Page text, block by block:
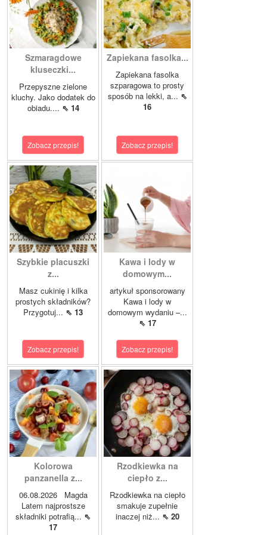
Szmaragdowe
kluseczki...
Przepyszne zielone
kluchy. Jako dodatek do
obiadu.... ⇖ 14
Zobacz przepis!
Zapiekana fasolka...
Zapiekana fasolka
szparagowa to prosty
sposób na lekki, a... ⇖
16
Zobacz przepis!
Szybkie placuszki
z...
Masz cukinię i kilka
prostych składników?
Przygotuj... ⇖ 13
Zobacz przepis!
Kawa i lody w
domowym...
artykuł sponsorowany
Kawa i lody w
domowym wydaniu –...
⇖ 17
Zobacz przepis!
Kolorowa
panzanella z...
06.08.2026 Magda
Latem najprostsze
składniki potrafią... ⇖
17
Rzodkiewka na
ciepło z...
Rzodkiewka na ciepło
smakuje zupełnie
inaczej niż... ⇖ 20